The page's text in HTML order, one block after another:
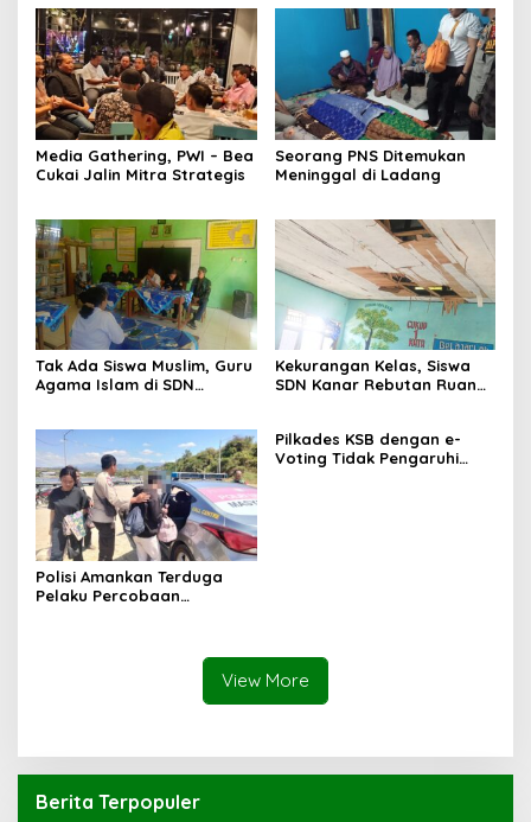
Media Gathering, PWI – Bea
Cukai Jalin Mitra Strategis
Seorang PNS Ditemukan
Meninggal di Ladang
Tak Ada Siswa Muslim, Guru
Agama Islam di SDN
Kekurangan Kelas, Siswa
SDN Kanar Rebutan Ruang
Polisi Amankan Terduga
Pelaku Percobaan
Pilkades KSB dengan e-
Voting Tidak Pengaruhi
View More
Berita Terpopuler